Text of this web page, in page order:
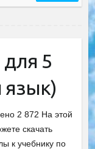
5
язык)
2 872 На этой
скачать
к учебнику по